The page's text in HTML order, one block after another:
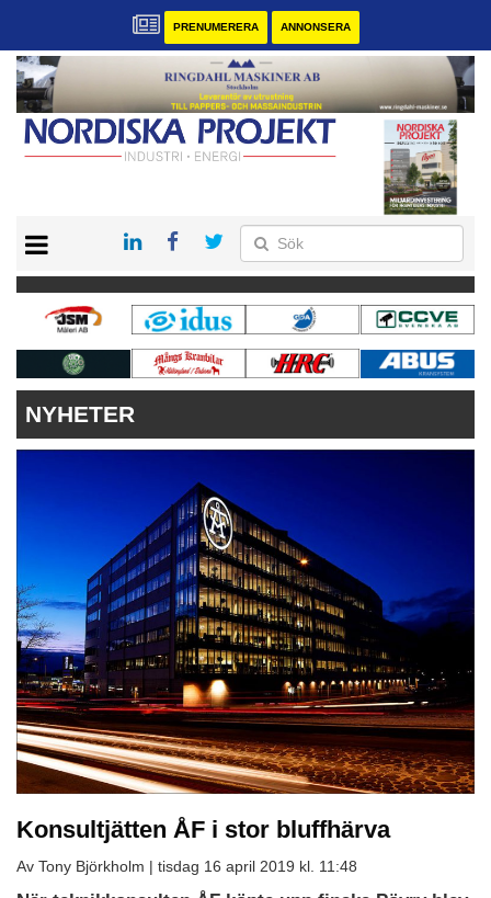
PRENUMERERA ANNONSERA
KONTAKT
VÅRA ANDRA MAGASIN
PRENUMERERA
ANNONSERA
NYHETER
Konsultjätten ÅF i stor bluffhärva
Av Tony Björkholm | tisdag 16 april 2019 kl. 11:48